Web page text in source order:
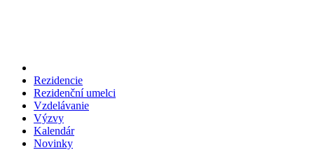
Rezidencie
Rezidenční umelci
Vzdelávanie
Výzvy
Kalendár
Novinky